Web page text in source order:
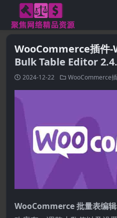
WooCommerce插件
Bulk Table Editor
2024-12-22 WooCommerce
WooCommerce 批量表编